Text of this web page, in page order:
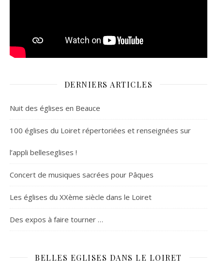
DERNIERS ARTICLES
Nuit des églises en Beauce
100 églises du Loiret répertoriées et renseignées sur
l’appli belleseglises !
Concert de musiques sacrées pour Pâques
Les églises du XXème siècle dans le Loiret
Des expos à faire tourner …
BELLES EGLISES DANS LE LOIRET